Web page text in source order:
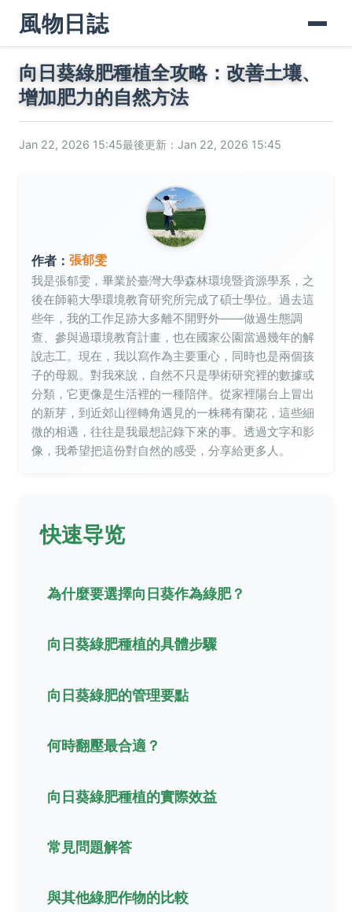
風物日誌
向日葵綠肥種植全攻略：改善土壤、
增加肥力的自然方法
Jan 22, 2026 15:45最後更新：Jan 22, 2026 15:45
作者： 張郁雯
我是張郁雯，畢業於臺灣大學森林環境暨資源學系，之
後在師範大學環境教育研究所完成了碩士學位。過去這
些年，我的工作足跡大多離不開野外——做過生態調
查、參與過環境教育計畫，也在國家公園當過幾年的解
說志工。現在，我以寫作為主要重心，同時也是兩個孩
子的母親。對我來說，自然不只是學術研究裡的數據或
分類，它更像是生活裡的一種陪伴。從家裡陽台上冒出
的新芽，到近郊山徑轉角遇見的一株稀有蘭花，這些細
微的相遇，往往是我最想記錄下來的事。透過文字和影
像，我希望把這份對自然的感受，分享給更多人。
快速导览
為什麼要選擇向日葵作為綠肥？
向日葵綠肥種植的具體步驟
向日葵綠肥的管理要點
何時翻壓最合適？
向日葵綠肥種植的實際效益
常見問題解答
與其他綠肥作物的比較